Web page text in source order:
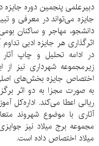
دبیرعلمی پنجمین دوره جایزه
جایزه می‌تواند در معرفی و
دانشجو، مهاجر و ساکنان
اثرگذاری هر جایزه ادبی
در ادامه تحلیل و چاپ
زیرمجموعه شهرداری نیز از
اختصاص جایزه بخش‌های
ریالی اعطا می‌کند. اداره‌کل
آثاری با موضوع شهروند
مجموعه برج میلاد نیز
میلاد اختصاص داده است.